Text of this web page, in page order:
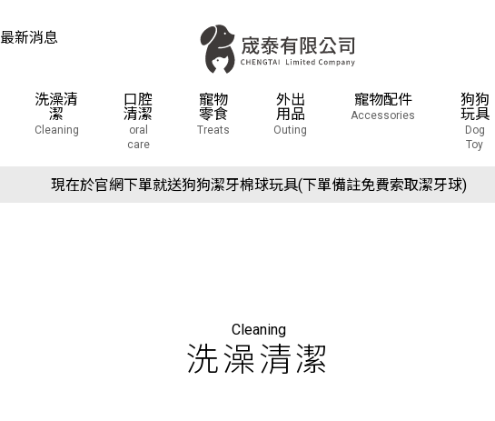
最新消息
洗澡清
潔
Cleaning
口腔
清潔
oral
care
寵物
零食
Treats
外出
用品
Outing
寵物配件
Accessories
狗狗
玩具
Dog
Toy
現在於官網下單就送狗狗潔牙棉球玩具(下單備註免費索取潔牙球)
Cleaning
洗澡清潔